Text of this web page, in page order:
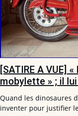
[SATIRE A VUE]
mobylette » ; il
Quand les dinosaures
inventer pour justifier